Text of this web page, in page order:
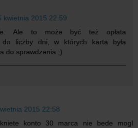
kwietnia 2015 22:59
Ale to może być też opłata
do liczby dni, w których karta była
do sprawdzenia ;)
2015 22:58
konto 30 marca nie bede mogl